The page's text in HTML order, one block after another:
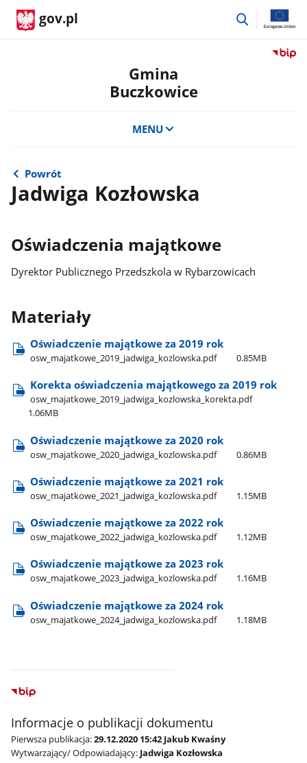
gov.pl
przejdź
Przejdź
Gmina
Buczkowice
MENU
Powrót
Jadwiga Kozłowska
Oświadczenia majątkowe
Dyrektor Publicznego Przedszkola w Rybarzowicach
Materiały
Oświadczenie majątkowe za 2019 rok
osw​_majatkowe​_2019​_jadwiga​_kozlowska.pdf 0.85MB
Korekta oświadczenia majątkowego za 2019 rok
osw​_majatkowe​_2019​_jadwiga​_kozlowska​_korekta.pdf
1.06MB
Oświadczenie majątkowe za 2020 rok
osw​​_majatkowe​​_2020​_jadwiga​_kozlowska.pdf 0.86MB
Oświadczenie majątkowe za 2021 rok
osw​_majatkowe​_2021​_jadwiga​_kozlowska.pdf 1.15MB
Oświadczenie majątkowe za 2022 rok
osw​_majatkowe​_2022​_jadwiga​_kozlowska.pdf 1.12MB
Oświadczenie majątkowe za 2023 rok
osw​_majatkowe​_2023​_jadwiga​_kozlowska.pdf 1.16MB
Oświadczenie majątkowe za 2024 rok
osw​_majatkowe​_2024​_jadwiga​_kozlowska.pdf 1.18MB
Informacje o publikacji dokumentu
Pierwsza publikacja:29.12.2020 15:42 Jakub Kwaśny
Wytwarzający/ Odpowiadający: Jadwiga Kozłowska